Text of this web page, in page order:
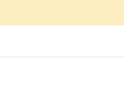
botanical gardens: Val Rahmeh and
Ventimiglia and Sanremo, the city
on the coast, the old town